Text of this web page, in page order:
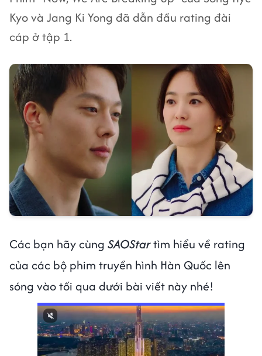
Kyo và Jang Ki Yong đã dẫn đầu rating đài
cáp ở tập 1.
Các bạn hãy cùng SAOStartìm hiểu về rating
của các bộ phim truyền hình Hàn Quốc lên
sóng vào tối qua dưới bài viết này nhé!